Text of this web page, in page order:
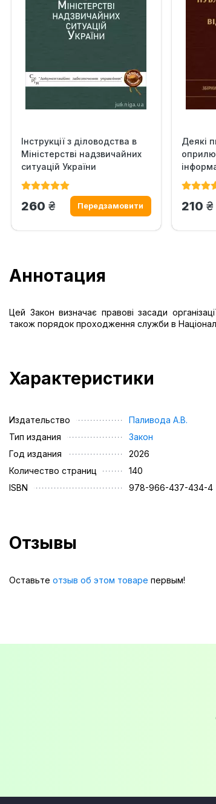
Інструкції з діловодства в
Міністерстві надзвичайних
ситуацій України
260 грн.
Деякі
даних
210
Аннотация
Цей Закон визначає правові засади
також порядок проходження служби в
Характеристики
Издательство
Паливода А.В.
Тип издания
Закон
Год издания
2026
Количество страниц
140
ISBN
978-966-437-434-4
Отзывы
Оставьте отзыв об этом товаре первым!